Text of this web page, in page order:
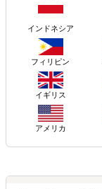
インドネシア
フィリピン
イギリス
アメリカ